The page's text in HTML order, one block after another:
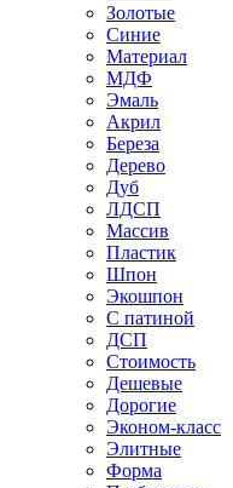
Золотые
Синие
Материал
МДФ
Эмаль
Акрил
Береза
Дерево
Дуб
ЛДСП
Массив
Пластик
Шпон
Экошпон
С патиной
ДСП
Стоимость
Дешевые
Дорогие
Эконом-класс
Элитные
Форма